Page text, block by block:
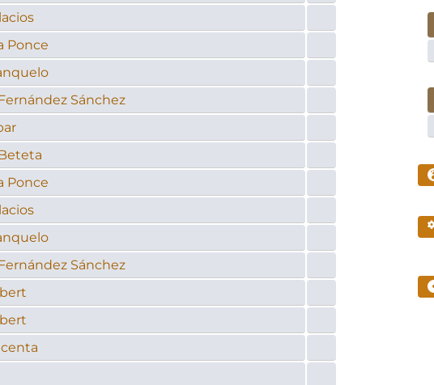
Ponce
Sánchez
Ponce
Sánchez